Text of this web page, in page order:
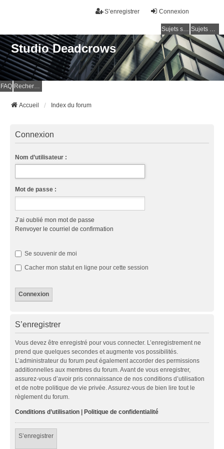
Connexion
S’enregistrer
Sujets sans réponse Sujets actifs
Studio Deadcrows
FAQ Rechercher
Accueil Index du forum
Connexion
Nom d’utilisateur :
Mot de passe :
J’ai oublié mon mot de passe
Renvoyer le courriel de confirmation
Se souvenir de moi
Cacher mon statut en ligne pour cette session
S’enregistrer
Vous devez être enregistré pour vous connecter. L’enregistrement ne
prend que quelques secondes et augmente vos possibilités.
L’administrateur du forum peut également accorder des permissions
additionnelles aux membres du forum. Avant de vous enregistrer,
assurez-vous d’avoir pris connaissance de nos conditions d’utilisation
et de notre politique de vie privée. Assurez-vous de bien lire tout le
règlement du forum.
Conditions d’utilisation | Politique de confidentialité
S’enregistrer